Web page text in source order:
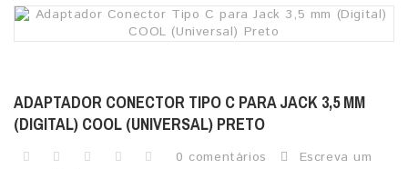
ADAPTADOR CONECTOR TIPO C PARA JACK 3,5 MM
(DIGITAL) COOL (UNIVERSAL) PRETO
0 comentários
Escreva um